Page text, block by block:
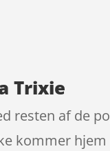
Trixie
resten af de
kommer